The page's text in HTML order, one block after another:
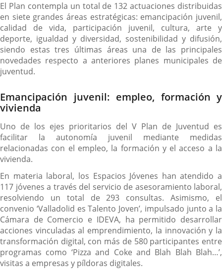
El Plan contempla un total de 132 actuaciones distribuidas
en siete grandes áreas estratégicas: emancipación juvenil,
calidad de vida, participación juvenil, cultura, arte y
deporte, igualdad y diversidad, sostenibilidad y difusión,
siendo estas tres últimas áreas una de las principales
novedades respecto a anteriores planes municipales de
juventud.
Emancipación juvenil: empleo, formación y
vivienda
Uno de los ejes prioritarios del V Plan de Juventud es
facilitar la autonomía juvenil mediante medidas
relacionadas con el empleo, la formación y el acceso a la
vivienda.
En materia laboral, los Espacios Jóvenes han atendido a
117 jóvenes a través del servicio de asesoramiento laboral,
resolviendo un total de 293 consultas. Asimismo, el
convenio ‘Valladolid es Talento Joven’, impulsado junto a la
Cámara de Comercio e IDEVA, ha permitido desarrollar
acciones vinculadas al emprendimiento, la innovación y la
transformación digital, con más de 580 participantes entre
programas como ‘Pizza and Coke and Blah Blah Blah…’,
visitas a empresas y píldoras digitales.